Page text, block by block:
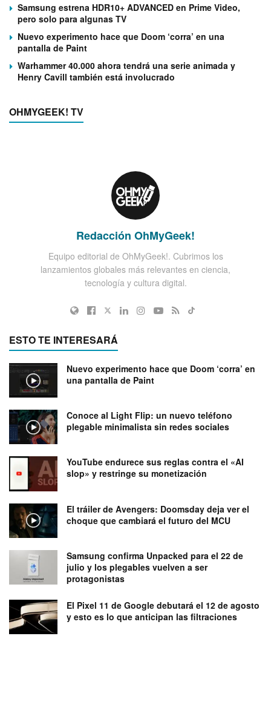
Samsung estrena HDR10+ ADVANCED en Prime Video,
pero solo para algunas TV
Nuevo experimento hace que Doom ‘corra’ en una
pantalla de Paint
Warhammer 40.000 ahora tendrá una serie animada y
Henry Cavill también está involucrado
OHMYGEEK! TV
Redacción OhMyGeek!
Equipo editorial de OhMyGeek!. Cubrimos los
lanzamientos globales más relevantes en ciencia,
tecnología y cultura digital.
ESTO TE INTERESARÁ
Nuevo experimento hace que Doom ‘corra’ en
una pantalla de Paint
Conoce al Light Flip: un nuevo teléfono
plegable minimalista sin redes sociales
YouTube endurece sus reglas contra el «AI
slop» y restringe su monetización
El tráiler de Avengers: Doomsday deja ver el
choque que cambiará el futuro del MCU
Samsung confirma Unpacked para el 22 de
julio y los plegables vuelven a ser
protagonistas
El Pixel 11 de Google debutará el 12 de agosto
y esto es lo que anticipan las filtraciones